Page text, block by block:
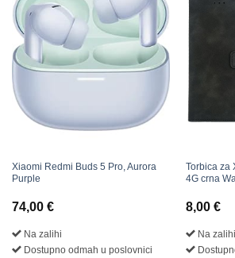
Xiaomi Redmi Buds 5 Pro, Aurora
Purple
74,00 €
Na zalihi
Dostupno odmah u poslovnici
Torbica za
4G crna
8,00 €
Na zalihi